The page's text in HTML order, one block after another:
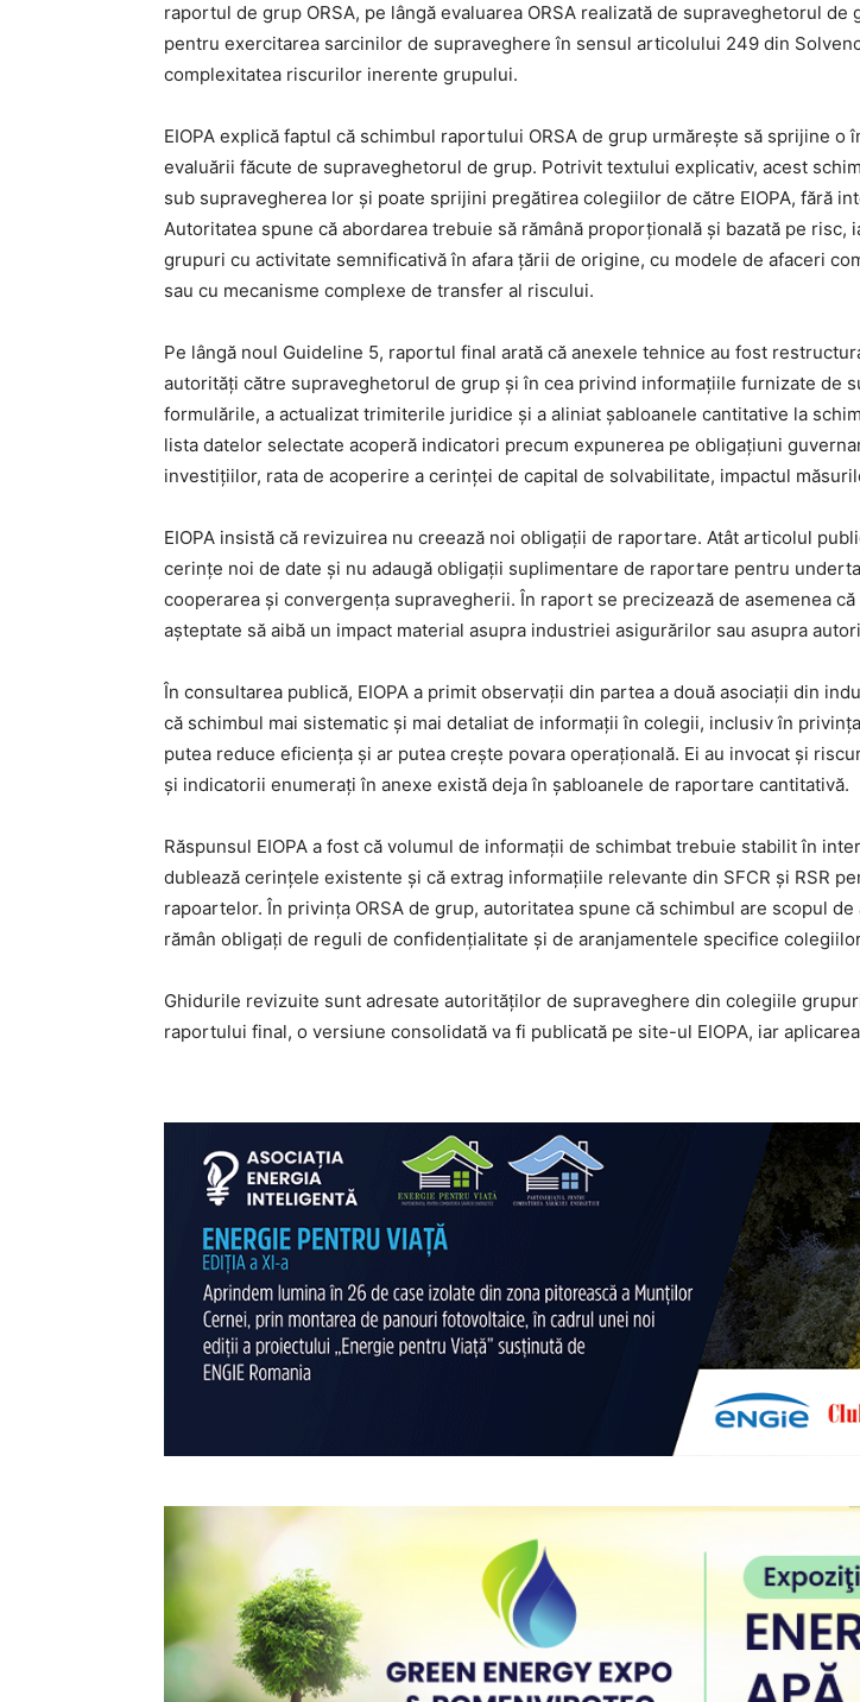
raportul de grup ORSA, pe lângă evaluarea ORSA realizată de supraveghetorul
pentru exercitarea sarcinilor de supraveghere în sensul articolului 249 din
complexitatea riscurilor inerente grupului.
EIOPA explică faptul că schimbul raportului ORSA de grup urmărește să sprijine
evaluării făcute de supraveghetorul de grup. Potrivit textului explicativ, acest
sub supravegherea lor și poate sprijini pregătirea colegiilor de către EIOPA, fără
Autoritatea spune că abordarea trebuie să rămână proporțională și bazată pe
grupuri cu activitate semnificativă în afara țării de origine, cu modele de afaceri
sau cu mecanisme complexe de transfer al riscului.
Pe lângă noul Guideline 5, raportul final arată că anexele tehnice au fost
autorități către supraveghetorul de grup și în cea privind informațiile furnizate de
formulările, a actualizat trimiterile juridice și a aliniat șabloanele cantitative la
lista datelor selectate acoperă indicatori precum expunerea pe obligațiuni
investițiilor, rata de acoperire a cerinței de capital de solvabilitate, impactul
EIOPA insistă că revizuirea nu creează noi obligații de raportare. Atât articolul
cerințe noi de date și nu adaugă obligații suplimentare de raportare pentru
cooperarea și convergența supravegherii. În raport se precizează de asemenea
așteptate să aibă un impact material asupra industriei asigurărilor sau asupra
În consultarea publică, EIOPA a primit observații din partea a două asociații din
că schimbul mai sistematic și mai detaliat de informații în colegii, inclusiv în
putea reduce eficiența și ar putea crește povara operațională. Ei au invocat și
și indicatorii enumerați în anexe există deja în șabloanele de raportare cantitativă.
Răspunsul EIOPA a fost că volumul de informații de schimbat trebuie stabilit în
dublează cerințele existente și că extrag informațiile relevante din SFCR și RSR
rapoartelor. În privința ORSA de grup, autoritatea spune că schimbul are scopul
rămân obligați de reguli de confidențialitate și de aranjamentele specifice
Ghidurile revizuite sunt adresate autorităților de supraveghere din colegiile
raportului final, o versiune consolidată va fi publicată pe site-ul EIOPA, iar